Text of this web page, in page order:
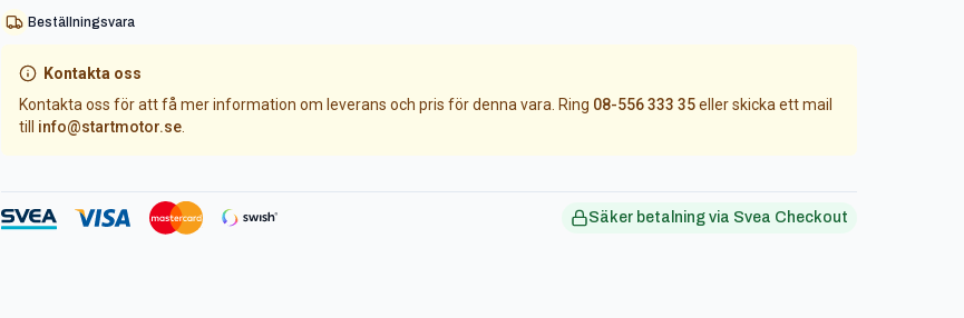
Beställningsvara
Kontakta oss
Kontakta oss för att få mer information om leverans och pris för denna vara. Ring 08-556 333 35eller skicka ett mail
till
info@startmotor.se
Säker betalning via Svea Checkout